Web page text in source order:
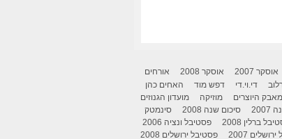
אוסקר 2007 אוסקר 2008
אורחים
די.וי.די דפש מוד
האחים כהן
מאבק היוצרים מוזיקה
מועדון הגנוזים
סיכום שנה 2008
סינמטק
ברלין 2008
פסטיבל ונציה 2006
2007 פסטיבל ירושלים 2008